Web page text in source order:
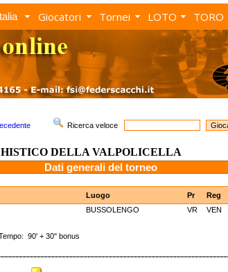
Giocatori Tornei LOTO TORO
Ricerca veloce
DELLA VALPOLICELLA
Dati generali del torneo
Luogo Pr Reg
BUSSOLENGO VR VEN
90' + 30'' bonus